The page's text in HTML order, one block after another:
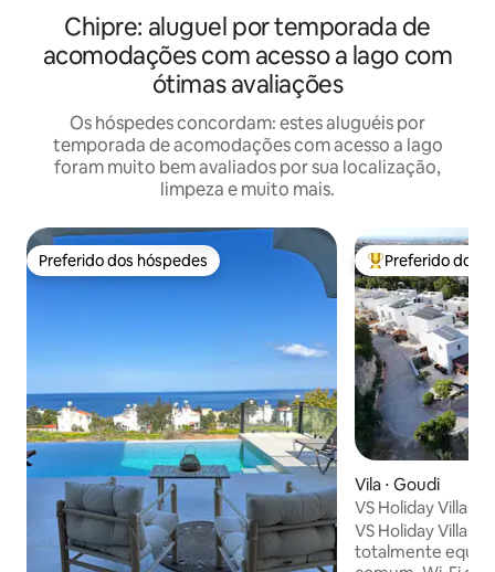
Chipre: aluguel por temporada de
acomodações com acesso a lago com
ótimas avaliações
Os hóspedes concordam: estes aluguéis por
temporada de acomodações com acesso a lago
foram muito bem avaliados por sua localização,
limpeza e muito mais.
Preferido dos hóspedes
Preferido dos hóspedes Entre os
Preferido dos
Vila ⋅ Goudi
VS Holiday Villas |
e 2,5 banheiros
VS Holiday Villas
totalmente